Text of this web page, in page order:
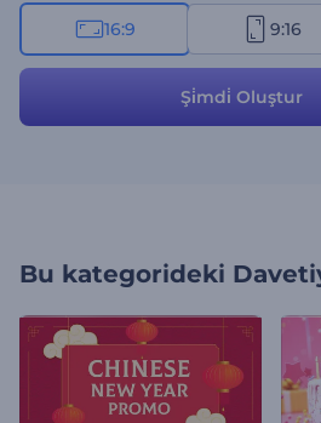
davetiyeleri, videolu yeni yıl kutlamaları,
dokunuş gerektiren diğer projeler için
16:9 9:16
Şi̇mdi̇ Oluştur
Bu kategorideki